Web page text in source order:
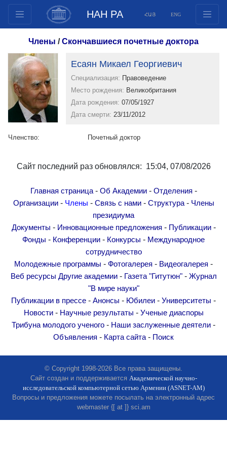
НАН РА ՀԱՅ ENG
Документы
Инновационные предложения
Публикации
Фонды
Конкурсы
Молодежные программы
Фотогалерея
Видеогалерея
Другие академии
Журнал "В мире науки"
Публикации в прессе
Юбилеи
Университеты
Научные результаты
Ученые диаспоры
Трибуна молодого ученого
Наши заслуженные деятели
Члены /Скончавшиеся почетные доктора
Есаян Микаел Георгиевич
Специализация: Правоведение
Место рождения: Великобритания
Дата рождения: 07/05/1927
Дата смерти: 23/11/2012
Членство: Почетный доктор
Сайт последний раз обновлялся: 15:04, 07/08/2026
Главная страница- Об Академии- Отделения -
Организации- Члены - Связь с нами- Структура- Члены
президиума
Документы - Инновационные предложения - Публикации-
Фонды - Конференции - Конкурсы - Международное
сотрудничество
Молодежные программы - Фотогалерея - Видеогалерея -
Веб ресурсы Другие академии- Газета "Гитутюн"- Журнал
"В мире науки"
Публикации в прессе - Анонсы - Юбилеи - Университеты -
Новости- Научные результаты - Ученые диаспоры
Трибуна молодого ученого - Наши заслуженные деятели -
Объявления - Карта сайта - Поиск
© Copyright 1998-2026 Все права защищены.
Сайт создан и поддерживается Академической научно-
исследовательской компьютерной сетью Армении (ASNET-AM)
Вопросы и предложения можете посылать на электронный адрес
webmaster {[ at ]} sci.am